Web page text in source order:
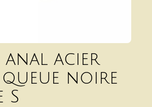
anal acier
queue noire
S